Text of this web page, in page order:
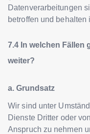
Datenverarbeitungen
betroffen und behalten
In welchen Fällen
weiter?
a. Grundsatz
Wir sind unter
Dienste Dritter oder
Anspruch zu nehmen